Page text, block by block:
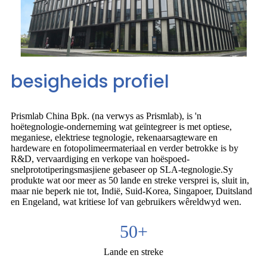
besigheids profiel
Prismlab China Bpk. (na verwys as Prismlab), is 'n
hoëtegnologie-onderneming wat geïntegreer is met optiese,
meganiese, elektriese tegnologie, rekenaarsagteware en
hardeware en fotopolimeermateriaal en verder betrokke is by
R&D, vervaardiging en verkope van hoëspoed-
snelprototiperingsmasjiene gebaseer op SLA-tegnologie.Sy
produkte wat oor meer as 50 lande en streke versprei is, sluit in,
maar nie beperk nie tot, Indië, Suid-Korea, Singapoer, Duitsland
en Engeland, wat kritiese lof van gebruikers wêreldwyd wen.
50+
Lande en streke